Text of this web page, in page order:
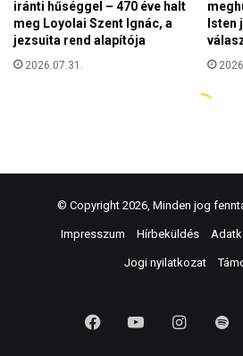
© Copyright 2026, Minden jog
Impresszum Hírbeküldés
Jogi nyilatkozat
FacebookYouTube